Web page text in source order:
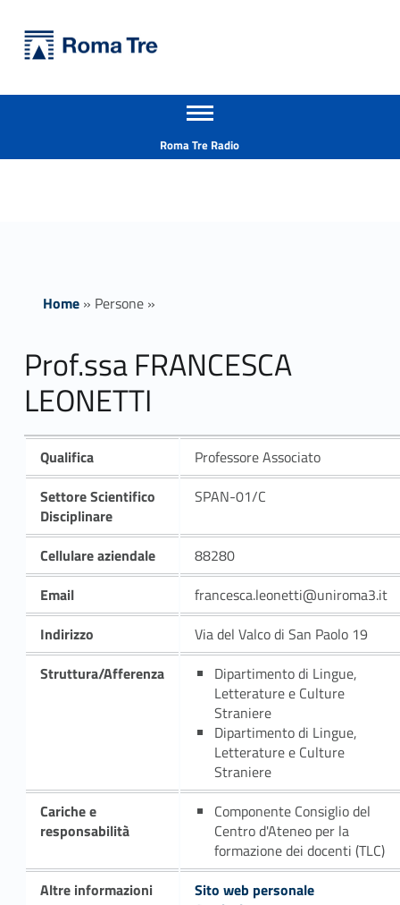
Prof.ssa FRANCESCA LEONETTI - Università Roma Tre
Apri il menu secondario
Roma Tre Radio
Home» Persone»
Prof.ssa FRANCESCA
LEONETTI
Qualifica
Professore Associato
Settore Scientifico
Disciplinare
SPAN-01/C
Cellulare aziendale
88280
Email
francesca.leonetti@uniroma3.it
Indirizzo
Via del Valco di San Paolo 19
Struttura/Afferenza
Dipartimento di Lingue,
Letterature e Culture
Straniere
Dipartimento di Lingue,
Letterature e Culture
Straniere
Cariche e
responsabilità
Componente Consiglio del
Centro d'Ateneo per la
formazione dei docenti (TLC)
Altre informazioni
Sito web personale